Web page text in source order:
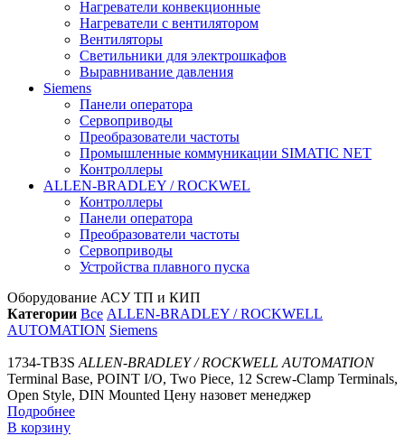
Нагреватели конвекционные
Нагреватели с вентилятором
Вентиляторы
Светильники для электрошкафов
Выравнивание давления
Siemens
Панели оператора
Сервоприводы
Преобразователи частоты
Промышленные коммуникации SIMATIC NET
Контроллеры
ALLEN-BRADLEY / ROCKWEL
Контроллеры
Панели оператора
Преобразователи частоты
Сервоприводы
Устройства плавного пуска
Оборудование АСУ ТП и КИП
Категории Все ALLEN-BRADLEY / ROCKWELL
AUTOMATION Siemens
1734-TB3S ALLEN-BRADLEY / ROCKWELL AUTOMATION
Terminal Base, POINT I/O, Two Piece, 12 Screw-Clamp Terminals,
Open Style, DIN Mounted Цену назовет менеджер
Подробнее
В корзину